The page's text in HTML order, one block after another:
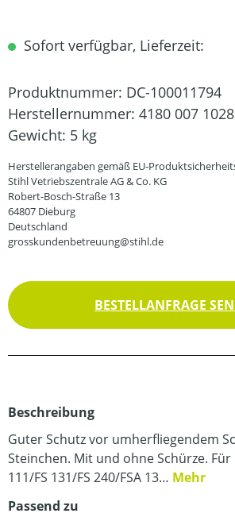
Sofort verfügbar, Lieferzeit:
Produktnummer: DC-100011794
Herstellernummer: 4180 007 1028
Gewicht: 5 kg
Herstellerangaben gemäß EU-
Stihl Vetriebszentrale AG & Co. KG
Robert-Bosch-Straße 13
64807 Dieburg
Deutschland
grosskundenbetreuung@stihl.de
BESTELLANFRAGE
Beschreibung
Guter Schutz vor umherfliegendem
Steinchen. Mit und ohne Schürze. Für
111/FS 131/FS 240/FSA 13… Mehr
Passend zu